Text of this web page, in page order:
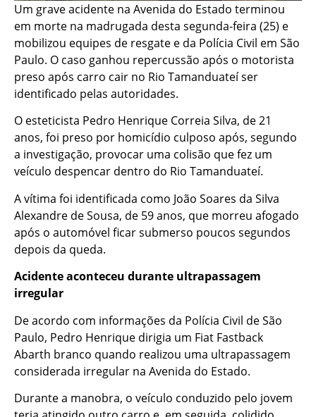
Um grave acidente na Avenida do Estado terminou
em morte na madrugada desta segunda-feira (25) e
mobilizou equipes de resgate e da Polícia Civil em São
Paulo. O caso ganhou repercussão após o motorista
preso após carro cair no Rio Tamanduateí ser
identificado pelas autoridades.
O esteticista Pedro Henrique Correia Silva, de 21
anos, foi preso por homicídio culposo após, segundo
a investigação, provocar uma colisão que fez um
veículo despencar dentro do Rio Tamanduateí.
A vítima foi identificada como João Soares da Silva
Alexandre de Sousa, de 59 anos, que morreu afogado
após o automóvel ficar submerso poucos segundos
depois da queda.
Acidente aconteceu durante ultrapassagem
irregular
De acordo com informações da Polícia Civil de São
Paulo, Pedro Henrique dirigia um Fiat Fastback
Abarth branco quando realizou uma ultrapassagem
considerada irregular na Avenida do Estado.
Durante a manobra, o veículo conduzido pelo jovem